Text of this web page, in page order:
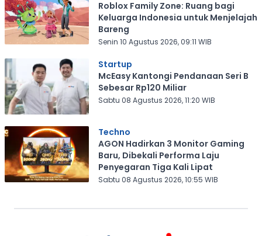
Roblox Family Zone: Ruang bagi
Keluarga Indonesia untuk Menjelajah
Bareng
Senin 10 Agustus 2026, 09:11 WIB
Startup
McEasy Kantongi Pendanaan Seri B
Sebesar Rp120 Miliar
Sabtu 08 Agustus 2026, 11:20 WIB
Techno
AGON Hadirkan 3 Monitor Gaming
Baru, Dibekali Performa Laju
Penyegaran Tiga Kali Lipat
Sabtu 08 Agustus 2026, 10:55 WIB